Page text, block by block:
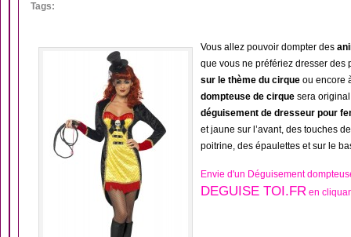
Tags:
Vous allez pouvoir dompter des
que vous ne préfériez dresser
sur le thème du cirque ou encore
dompteuse de cirque sera
déguisement de dresseur pour
et jaune sur l’avant, des touches
poitrine, des épaulettes et sur le
Envie d'un Déguisement
DEGUISE TOI.FR en